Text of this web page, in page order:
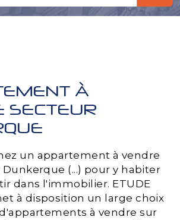
À
SECTEUR
un appartement à vendre
(...) pour y habiter
dans l'immobilier. ETUDE
à disposition un large choix
à vendre sur